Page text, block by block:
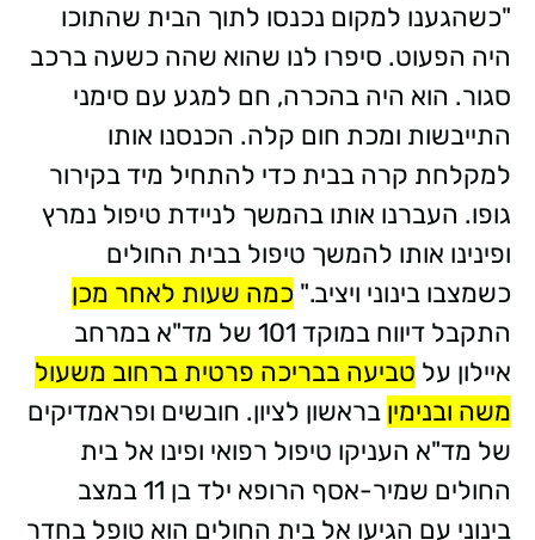
"כשהגענו למקום נכנסו לתוך הבית שהתוכו
היה הפעוט. סיפרו לנו שהוא שהה כשעה ברכב
סגור. הוא היה בהכרה, חם למגע עם סימני
התייבשות ומכת חום קלה. הכנסנו אותו
למקלחת קרה בבית כדי להתחיל מיד בקירור
גופו. העברנו אותו בהמשך לניידת טיפול נמרץ
ופינינו אותו להמשך טיפול בבית החולים
כשמצבו בינוני ויציב." כמה שעות לאחר מכן
התקבל דיווח במוקד 101 של מד"א במרחב
איילון על טביעה בבריכה פרטית ברחוב משעול
משה ובנימין בראשון לציון. חובשים ופראמדיקים
של מד"א העניקו טיפול רפואי ופינו אל בית
החולים שמיר-אסף הרופא ילד בן 11 במצב
בינוני עם הגיעו אל בית החולים הוא טופל בחדר